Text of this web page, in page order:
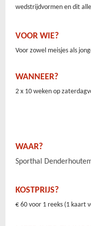
wedstrijdvormen en dit
VOOR WIE?
Voor zowel meisjes als
WANNEER?
2 x 10 weken op
WAAR?
Sporthal
KOSTPRIJS?
€ 60 voor 1 reeks (1 kaart